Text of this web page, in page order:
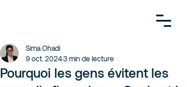
Pourquoi les gens évitent les
Sima Ohadi
9 oct. 20243 min de lecture